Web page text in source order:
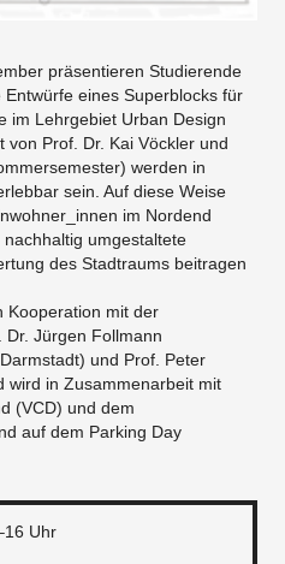
präsentieren Studierende
eines Superblocks für
im Lehrgebiet Urban Design
Prof. Dr. Kai Vöckler und
werden in
sein. Auf diese Weise
im Nordend
umgestaltete
des Stadtraums beitragen
Kooperation mit der
Dr. Jürgen Follmann
und Prof. Peter
wird in Zusammenarbeit mit
(VCD) und dem
auf dem Parking Day
Uhr